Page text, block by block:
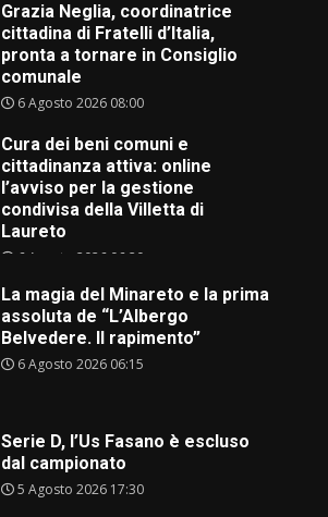
Grazia Neglia, coordinatrice
cittadina di Fratelli d’Italia,
pronta a tornare in Consiglio
comunale
6 Agosto 2026 08:00
Cura dei beni comuni e
cittadinanza attiva: online
l’avviso per la gestione
condivisa della Villetta di
Laureto
6 Agosto 2026 06:20
La magia del Minareto e la prima
assoluta de “L’Albergo
Belvedere. Il rapimento”
6 Agosto 2026 06:15
Serie D, l’Us Fasano è escluso
dal campionato
5 Agosto 2026 17:30